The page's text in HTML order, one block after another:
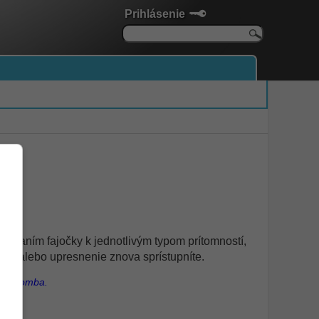
Prihlásenie
fajočky k jednotlivým typom prítomností,
alebo upresnenie znova sprístupníte.
z komba.